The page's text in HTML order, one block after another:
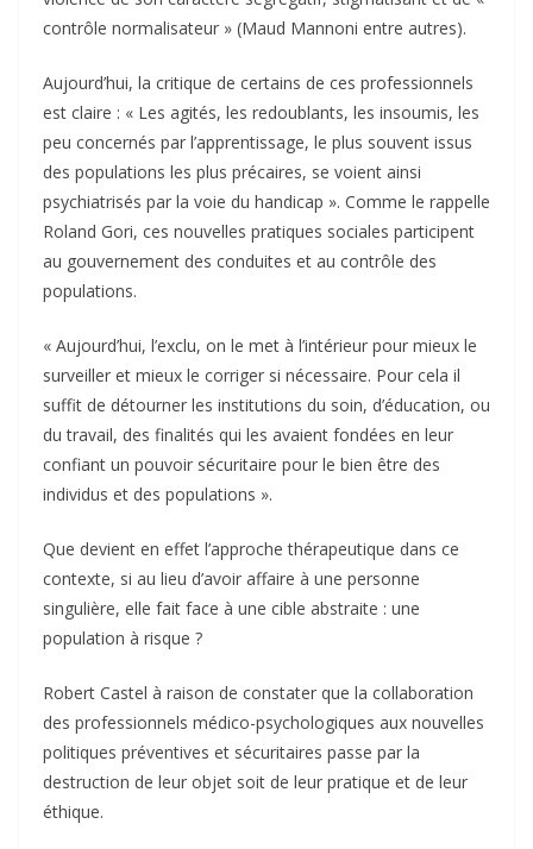
contrôle normalisateur » (Maud Mannoni entre autres).
Aujourd’hui, la critique de certains de ces professionnels
est claire : « Les agités, les redoublants, les insoumis, les
peu concernés par l’apprentissage, le plus souvent issus
des populations les plus précaires, se voient ainsi
psychiatrisés par la voie du handicap ». Comme le rappelle
Roland Gori, ces nouvelles pratiques sociales participent
au gouvernement des conduites et au contrôle des
populations.
« Aujourd’hui, l’exclu, on le met à l’intérieur pour mieux le
surveiller et mieux le corriger si nécessaire. Pour cela il
suffit de détourner les institutions du soin, d’éducation, ou
du travail, des finalités qui les avaient fondées en leur
confiant un pouvoir sécuritaire pour le bien être des
individus et des populations ».
Que devient en effet l’approche thérapeutique dans ce
contexte, si au lieu d’avoir affaire à une personne
singulière, elle fait face à une cible abstraite : une
population à risque ?
Robert Castel à raison de constater que la collaboration
des professionnels médico-psychologiques aux nouvelles
politiques préventives et sécuritaires passe par la
destruction de leur objet soit de leur pratique et de leur
éthique.